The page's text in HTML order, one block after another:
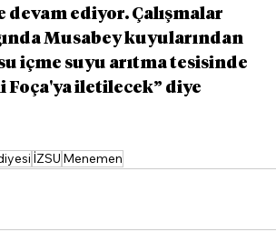
devam ediyor. Çalışmalar
Musabey kuyularından
içme suyu arıtma tesisinde
Foça'ya iletilecek” diye
İZSU Menemen